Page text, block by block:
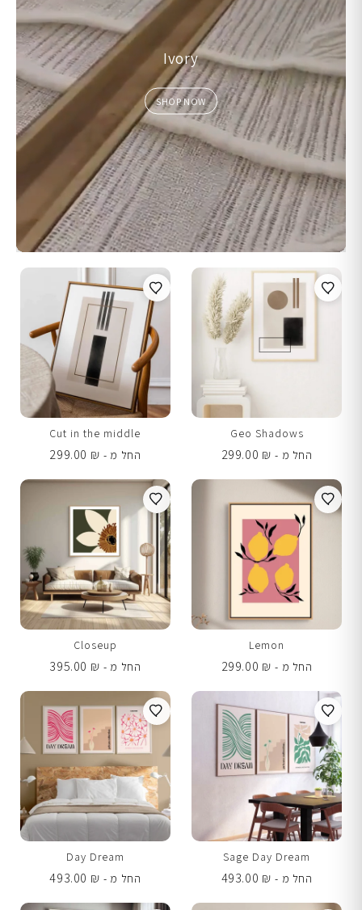
Ivory
SHOP NOW
Geo Shadows
החל מ -
299.00 ₪
Cut in the middle
החל מ -
299.00 ₪
Lemon
החל מ -
299.00 ₪
Closeup
החל מ -
395.00 ₪
Sage Day Dream
החל מ -
493.00 ₪
Day Dream
החל מ -
493.00 ₪